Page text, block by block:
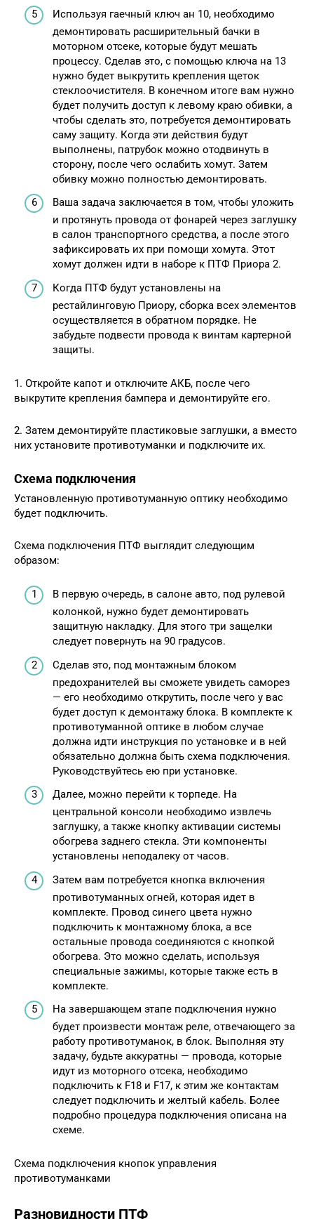
Используя гаечный ключ ан 10, необходимо
демонтировать расширительный бачки в
моторном отсеке, которые будут мешать
процессу. Сделав это, с помощью ключа на 13
нужно будет выкрутить крепления щеток
стеклоочистителя. В конечном итоге вам нужно
будет получить доступ к левому краю обивки, а
чтобы сделать это, потребуется демонтировать
саму защиту. Когда эти действия будут
выполнены, патрубок можно отодвинуть в
сторону, после чего ослабить хомут. Затем
обивку можно полностью демонтировать.
Ваша задача заключается в том, чтобы уложить
и протянуть провода от фонарей через заглушку
в салон транспортного средства, а после этого
зафиксировать их при помощи хомута. Этот
хомут должен идти в наборе к ПТФ Приора 2.
Когда ПТФ будут установлены на
рестайлинговую Приору, сборка всех элементов
осуществляется в обратном порядке. Не
забудьте подвести провода к винтам картерной
защиты.
1. Откройте капот и отключите АКБ, после чего
выкрутите крепления бампера и демонтируйте его.
2. Затем демонтируйте пластиковые заглушки, а вместо
них установите противотуманки и подключите их.
Схема подключения
Установленную противотуманную оптику необходимо
будет подключить.
Схема подключения ПТФ выглядит следующим
образом:
В первую очередь, в салоне авто, под рулевой
колонкой, нужно будет демонтировать
защитную накладку. Для этого три защелки
следует повернуть на 90 градусов.
Сделав это, под монтажным блоком
предохранителей вы сможете увидеть саморез
— его необходимо открутить, после чего у вас
будет доступ к демонтажу блока. В комплекте к
противотуманной оптике в любом случае
должна идти инструкция по установке и в ней
обязательно должна быть схема подключения.
Руководствуйтесь ею при установке.
Далее, можно перейти к торпеде. На
центральной консоли необходимо извлечь
заглушку, а также кнопку активации системы
обогрева заднего стекла. Эти компоненты
установлены неподалеку от часов.
Затем вам потребуется кнопка включения
противотуманных огней, которая идет в
комплекте. Провод синего цвета нужно
подключить к монтажному блока, а все
остальные провода соединяются с кнопкой
обогрева. Это можно сделать, используя
специальные зажимы, которые также есть в
комплекте.
На завершающем этапе подключения нужно
будет произвести монтаж реле, отвечающего за
работу противотуманок, в блок. Выполняя эту
задачу, будьте аккуратны — провода, которые
идут из моторного отсека, необходимо
подключить к F18 и F17, к этим же контактам
следует подключить и желтый кабель. Более
подробно процедура подключения описана на
схеме.
Схема подключения кнопок управления
противотуманками
Разновидности ПТФ